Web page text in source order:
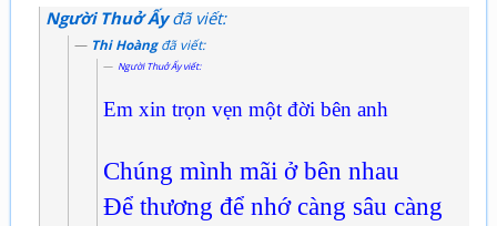
Người Thuở Ấyđã viết:
Thi Hoàngđã viết:
Người Thuở Ấy viết:
Em xin trọn vẹn một đời bên anh
Chúng mình mãi ở bên nhau
Để thương để nhớ càng sâu càng